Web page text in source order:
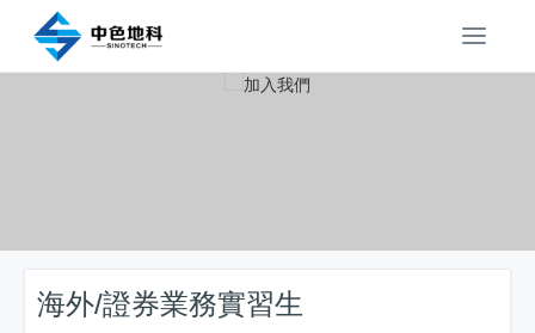
T
o
v
i
海外/證券業務實習生